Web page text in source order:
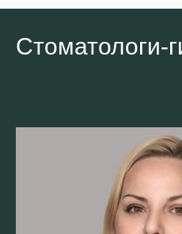
Стоматологи-